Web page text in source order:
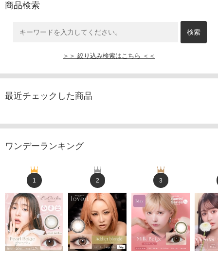
商品検索
＞＞ 絞り込み検索はこちら ＜＜
最近チェックした商品
ワンデーランキング
1 2 3